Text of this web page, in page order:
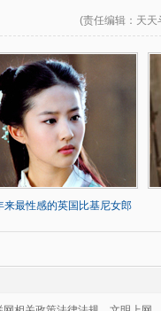
(责任编辑 ：天
来最性感的英国比基尼女郎